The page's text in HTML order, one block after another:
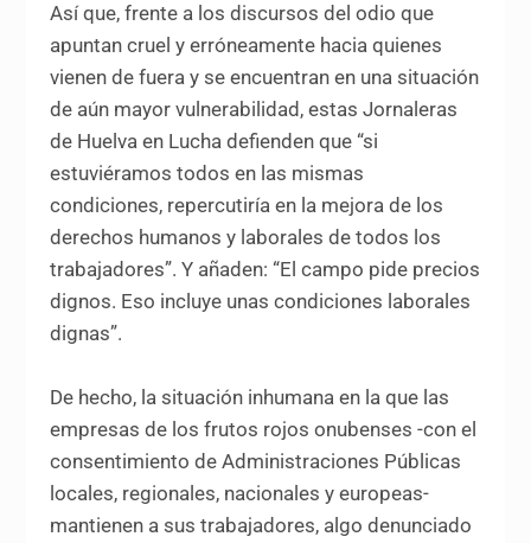
Así que, frente a los discursos del odio que
apuntan cruel y erróneamente hacia quienes
vienen de fuera y se encuentran en una situación
de aún mayor vulnerabilidad, estas Jornaleras
de Huelva en Lucha defienden que “si
estuviéramos todos en las mismas
condiciones, repercutiría en la mejora de los
derechos humanos y laborales de todos los
trabajadores”. Y añaden: “El campo pide precios
dignos. Eso incluye unas condiciones laborales
dignas”.
De hecho, la situación inhumana en la que las
empresas de los frutos rojos onubenses -con el
consentimiento de Administraciones Públicas
locales, regionales, nacionales y europeas-
mantienen a sus trabajadores, algo denunciado